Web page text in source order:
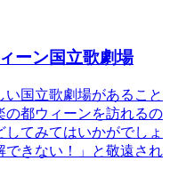
ーン国立歌劇場
国立歌劇場があること
の都ウィーンを訪れるの
てみてはいかがでしょ
できない！」と敬遠され